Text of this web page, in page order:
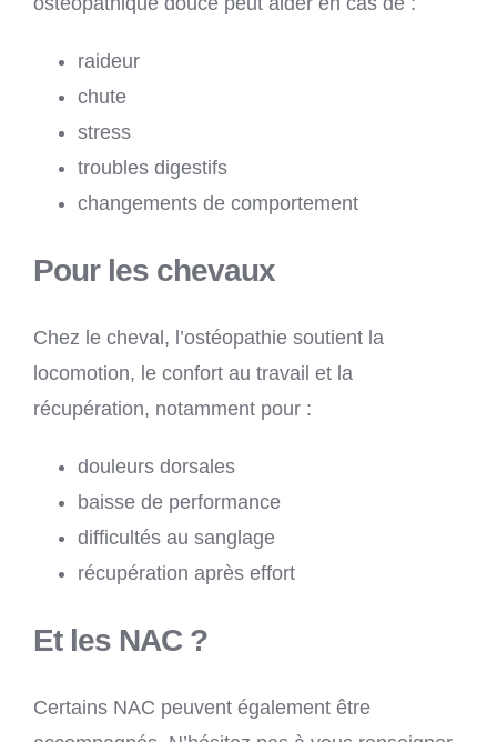
raideur
chute
stress
troubles digestifs
changements de comportement
Pour les chevaux
Chez le cheval, l’ostéopathie soutient la
locomotion, le confort au travail et la
récupération, notamment pour :
douleurs dorsales
baisse de performance
difficultés au sanglage
récupération après effort
Et les NAC ?
Certains NAC peuvent également être